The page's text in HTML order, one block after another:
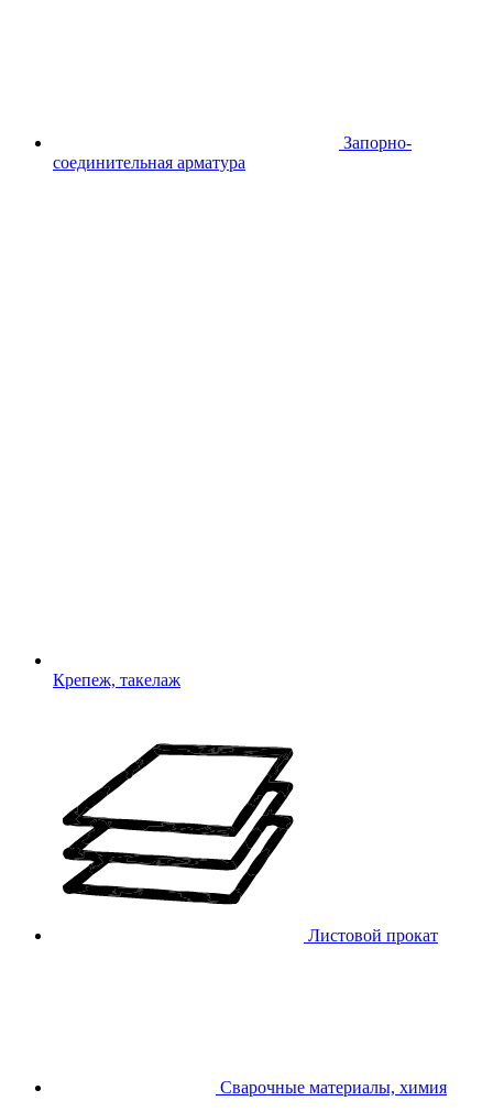
Запорно-
соединительная арматура
Крепеж, такелаж
Листовой прокат
Сварочные материалы, химия